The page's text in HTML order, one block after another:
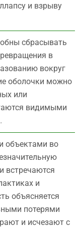
и взрыву
сбрасывать
в
вокруг
оболочки можно
или
видимыми
объектами во
встречаются
и
объясняется
потерями
и исчезают с